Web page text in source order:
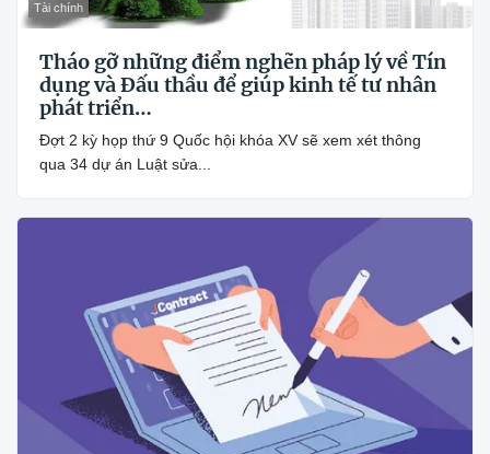
Tài chính
Tháo gỡ những điểm nghẽn pháp lý về Tín
dụng và Đấu thầu để giúp kinh tế tư nhân
phát triển…
Đợt 2 kỳ họp thứ 9 Quốc hội khóa XV sẽ xem xét thông
qua 34 dự án Luật sửa...